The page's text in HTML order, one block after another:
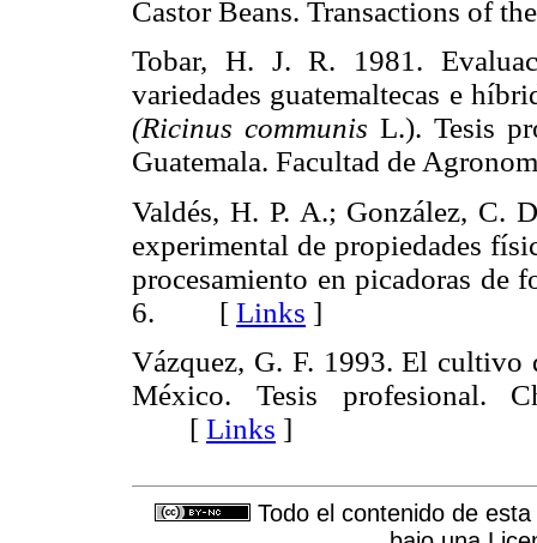
Castor Beans. Transactions
Tobar, H. J. R. 1981.
variedades guatemaltecas e
(Ricinus communis L.). Tesis
Guatemala. Facultad de
Valdés, H. P. A.; González, C.
experimental de propiedades
procesamiento en picadoras de
6. [ Links ]
Vázquez, G. F. 1993. El
México. Tesis profesional.
[ Links ]
Todo el contenido de